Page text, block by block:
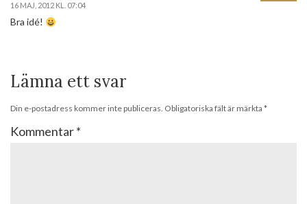
16 MAJ, 2012 KL. 07:04
Bra idé!
Lämna ett svar
Din e-postadress kommer inte publiceras. Obligatoriska fält är märkta *
Kommentar*